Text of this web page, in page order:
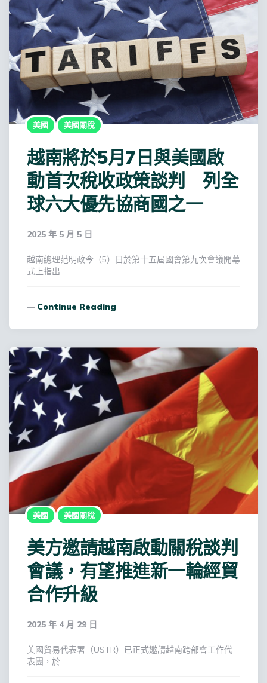
美國 美國關稅
越南將於5月7日與美國啟
動首次稅收政策談判 列全
球六大優先協商國之一
2025 年 5 月 5 日
越南總理范明政今（5）日於第十五屆國會第九次會議開幕
式上指出…
Continue Reading
美國 美國關稅
美方邀請越南啟動關稅談判
會議，有望推進新一輪經貿
合作升級
2025 年 4 月 29 日
美國貿易代表署（USTR）已正式邀請越南跨部會工作代
表團，於…